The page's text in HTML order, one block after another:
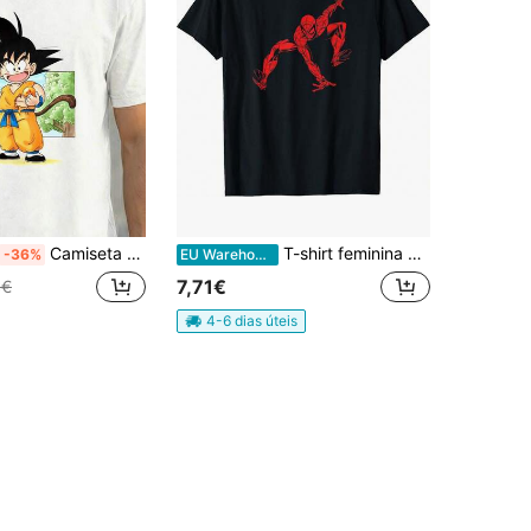
-36% Camiseta unissex, Camiseta Drag@n Balls Z, Camiseta de anime, Camiseta unissex vintage, Inspirada em mangá de guerreiros, Estampa retrô, Camiseta casual, Ideia para presente EU Warehouse T-shirt feminina vermelha e preta com gráfico Hero City Tour, top casual feminino, roupa de caminhada, top desportivo feminino unissexo
7,71€
4-6 dias úteis